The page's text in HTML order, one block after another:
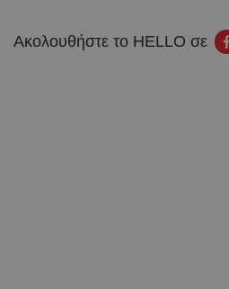
Ακολουθήστε το HELLO σε